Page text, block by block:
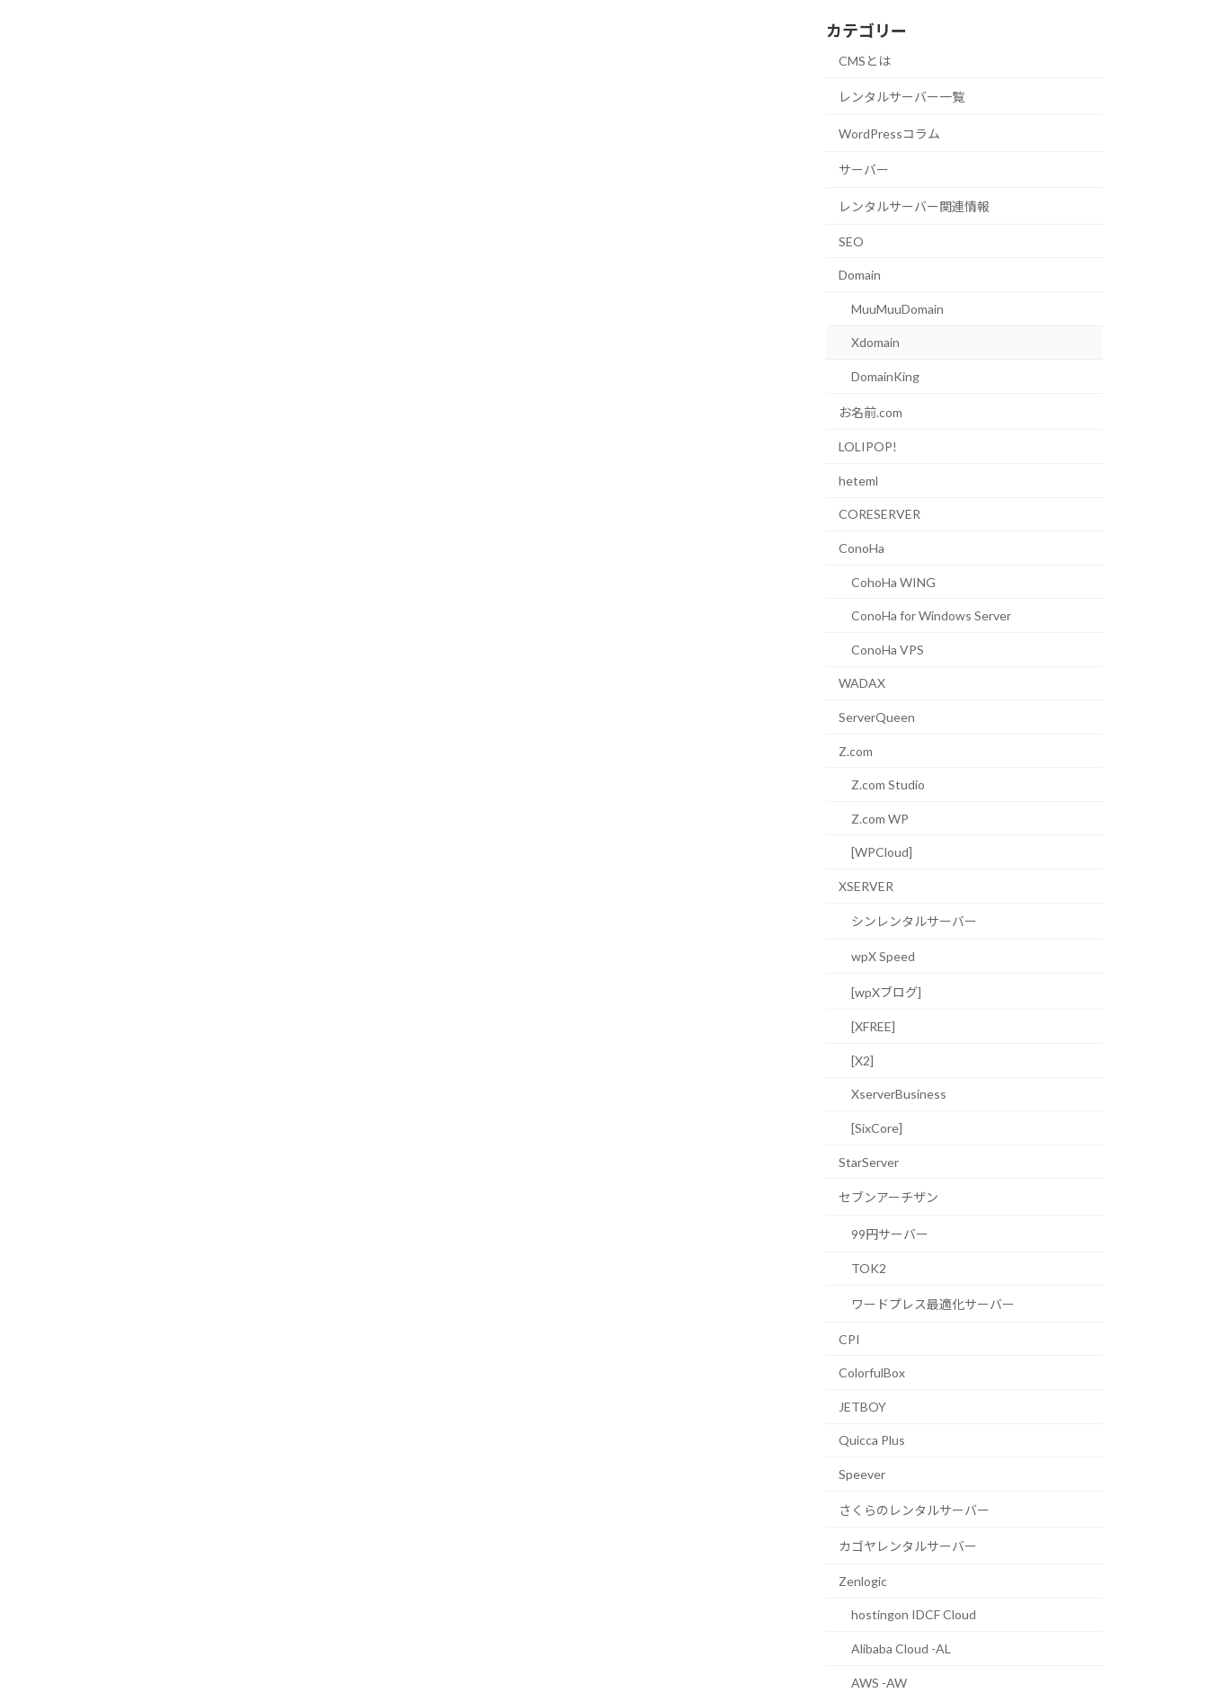
カテゴリー
CMSとは
レンタルサーバー一覧
WordPressコラム
サーバー
レンタルサーバー関連情報
SEO
Domain
MuuMuuDomain
Xdomain
DomainKing
お名前.com
LOLIPOP!
heteml
CORESERVER
ConoHa
CohoHa WING
ConoHa for Windows Server
ConoHa VPS
WADAX
ServerQueen
Z.com
Z.com Studio
Z.com WP
[WPCloud]
XSERVER
シンレンタルサーバー
wpX Speed
[wpXブログ]
[XFREE]
[X2]
XserverBusiness
[SixCore]
StarServer
セブンアーチザン
99円サーバー
TOK2
ワードプレス最適化サーバー
CPI
ColorfulBox
JETBOY
Quicca Plus
Speever
さくらのレンタルサーバー
カゴヤレンタルサーバー
Zenlogic
hostingon IDCF Cloud
Alibaba Cloud -AL
AWS -AW